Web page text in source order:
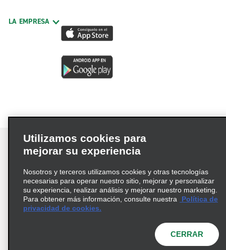
LA EMPRESA
Términos de uso
Política de privacidad
Política de cookies
Información de Salud del Consumidor
© 2026 Enterprise Holdings, Inc. Todos los derechos
Utilizamos cookies para
mejorar su experiencia
Nosotros y terceros utilizamos cookies y otras tecnologías
necesarias para operar nuestro sitio, mejorar y personalizar
su experiencia, realizar análisis y mejorar nuestro marketing.
Para obtener más información, consulte nuestra
Política de
privacidad de cookies.
CERRAR